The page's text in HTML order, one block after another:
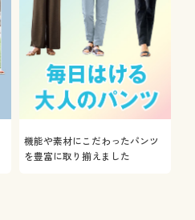
機能や素材にこだわったパンツ
を豊富に取り揃えました